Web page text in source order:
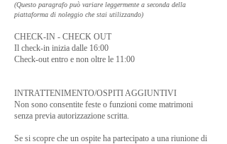
(Questo paragrafo può variare leggermente a seconda della
piattaforma di noleggio che stai utilizzando)
CHECK-IN - CHECK OUT
Il check-in inizia dalle 16:00
Check-out entro e non oltre le 11:00
INTRATTENIMENTO/OSPITI AGGIUNTIVI
Non sono consentite feste o funzioni come matrimoni
senza previa autorizzazione scritta.
Se si scopre che un ospite ha partecipato a una riunione di